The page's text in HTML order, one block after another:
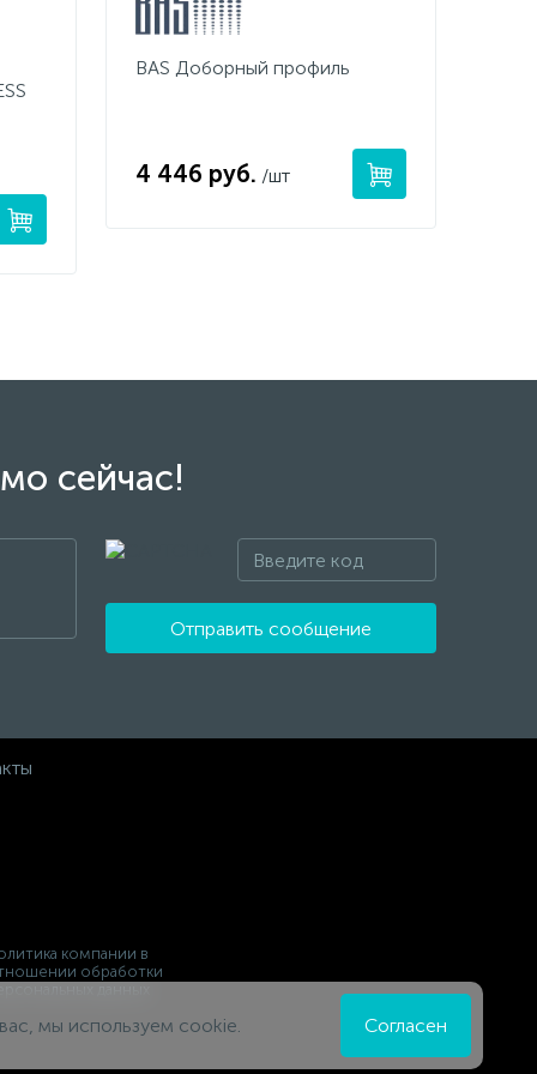
BAS Доборный профиль
4 446 руб. /шт
сейчас!
Отправить сообщение
компании в
обработки
мы используем cookie. Согласен